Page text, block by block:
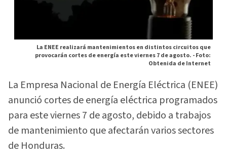
La ENEE realizará mantenimientos en distintos circuitos que
provocarán cortes de energía este viernes 7 de agosto. -Foto:
Obtenida de Internet
La Empresa Nacional de Energía Eléctrica (ENEE)
anunció cortes de energía eléctrica programados
para este viernes 7 de agosto, debido a trabajos
de mantenimiento que afectarán varios sectores
de Honduras.